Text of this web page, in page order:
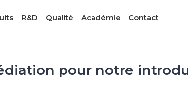
R&D Qualité Académie Contact
pour notre